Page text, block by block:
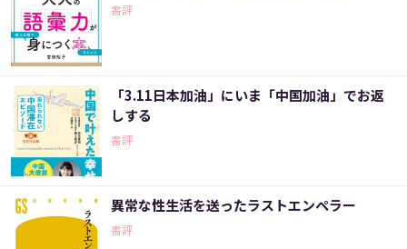
書評
「3.11日本加油」にいま「中国加油」でお返
しする
書評
異常な性生活を送ったラストエンペラー
書評